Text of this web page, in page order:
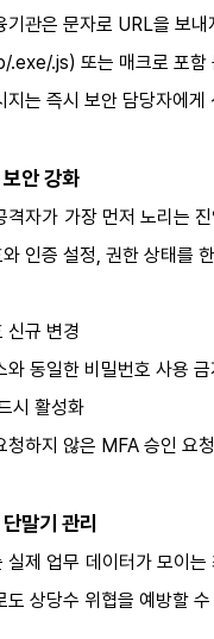
기관은 문자로 URL을 보
.exe/.js) 또는 매크로 포함
지는 즉시 보안 담당자에게
안 강화
격자가 가장 먼저 노리는
인증 설정, 권한 상태를
신규 변경
와 동일한 비밀번호 사용 금
시 활성화
청하지 않은 MFA 승인 요
말기 관리
실제 업무 데이터가 모이
도 상당수 위협을 예방할